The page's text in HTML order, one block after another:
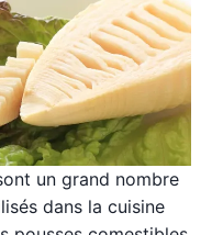
un grand nombre
dans la cuisine